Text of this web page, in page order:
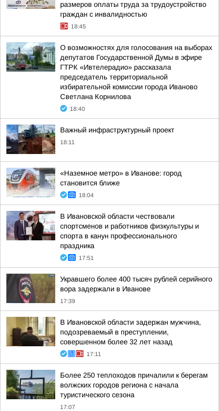
размеров оплаты труда за трудоустройство
граждан с инвалидностью
18:45
О возможностях для голосования на выборах
депутатов Государственной Думы в эфире
ГТРК «Ивтелерадио» рассказала
председатель территориальной
избирательной комиссии города Иваново
Светлана Корнилова
18:40
Важный инфраструктурный проект
18:11
«Наземное метро» в Иванове: город
становится ближе
18:04
В Ивановской области чествовали
спортсменов и работников физкультуры и
спорта в канун профессионального
праздника
17:51
Укравшего более 400 тысяч рублей серийного
вора задержали в Иванове
17:39
В Ивановской области задержан мужчина,
подозреваемый в преступлении,
совершенном более 32 лет назад
17:11
Более 250 теплоходов причалили к берегам
волжских городов региона с начала
туристического сезона
17:07